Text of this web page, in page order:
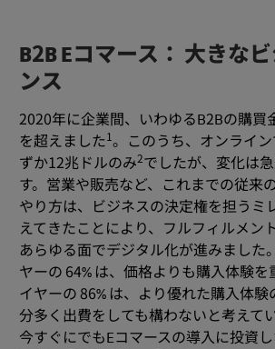
B2B Eコマース： 大きな
ンス
2020年に企業間、いわゆるB2Bの購買
を超えました1。このうち、オンライ
ずか12兆ドルのみ2でしたが、変化は
す。営業や販売など、これまでの従来
やり方は、ビジネスの決定権を担うミ
えてきたことにより、フルフィルメン
あらゆる面でデジタル化が進みました
ヤーの 64% は、価格よりも購入体験を
イヤーの 86% は、より優れた購入体
分多く出費をしても構わないと考えて
今すぐにでもEコマースの導入に投資